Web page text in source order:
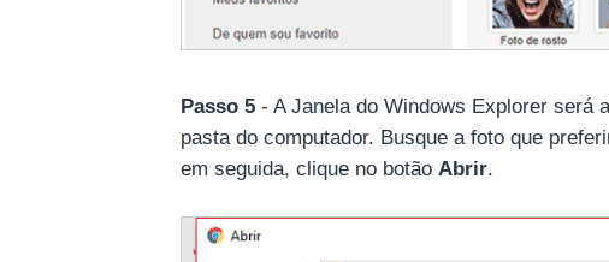
Passo 5- A Janela do Windows Explorer será
pasta do computador. Busque a foto que
em seguida, clique no botão Abrir.